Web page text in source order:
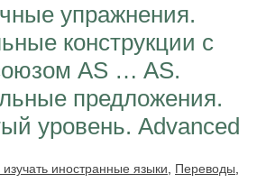
упражнения.
конструкции с
AS … AS.
предложения.
уровень. Advanced
изучать иностранные языки Переводы